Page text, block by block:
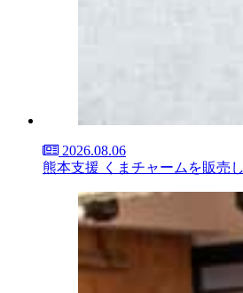
2026.08.06
熊本支援 くまチャームを販売し